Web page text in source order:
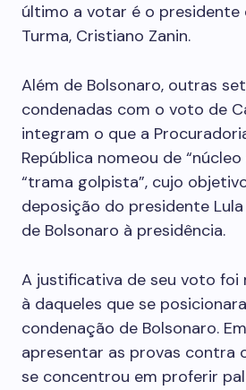
último a votar é o presidente
Turma, Cristiano Zanin.
Além de Bolsonaro, outras
condenadas com o voto de
integram o que a
República nomeou de
“trama golpista”, cujo
deposição do presidente
de Bolsonaro à presidência.
A justificativa de seu voto foi
à daqueles que se
condenação de Bolsonaro.
apresentar as provas contra
se concentrou em proferir